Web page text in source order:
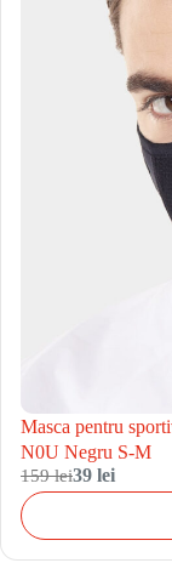
Masca pentru
N0U Negru S-M
159 lei39 lei